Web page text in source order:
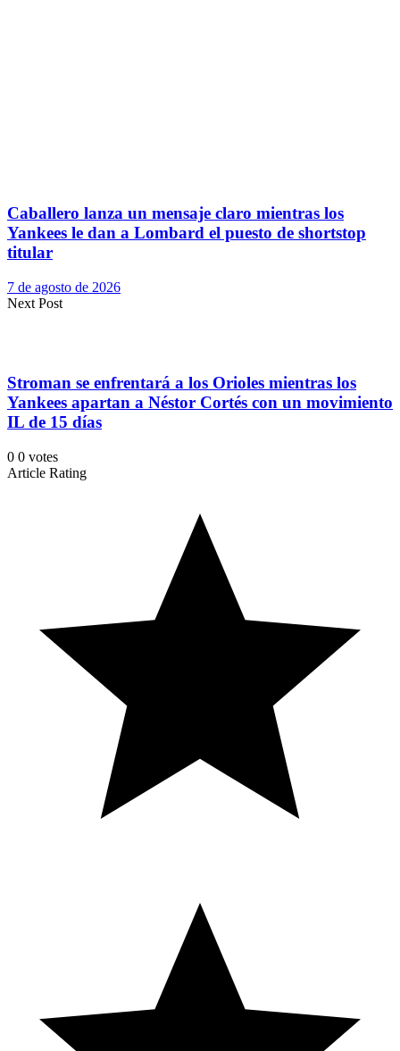
Caballero lanza un mensaje claro mientras los
Yankees le dan a Lombard el puesto de shortstop
titular
7 de agosto de 2026
Next Post
Stroman se enfrentará a los Orioles mientras los
Yankees apartan a Néstor Cortés con un movimiento
IL de 15 días
0 0 votes
Article Rating